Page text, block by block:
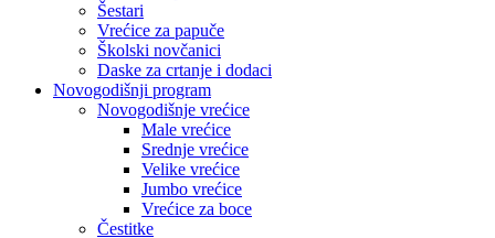
Šestari
Vrećice za papuče
Školski novčanici
Daske za crtanje i dodaci
Novogodišnji program
Novogodišnje vrećice
Male vrećice
Srednje vrećice
Velike vrećice
Jumbo vrećice
Vrećice za boce
Čestitke